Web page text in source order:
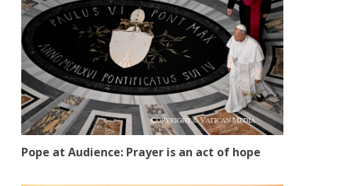
Pope at Audience: Prayer is an act of hope